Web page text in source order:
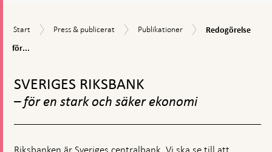
Start
Start
Press
Press & publicerat Publikationer
Publikationer
Redogörelse
Redogörelse
för...
toppnavigation
SVERIGES RIKSBANK
– för en stark och säker ekonomi